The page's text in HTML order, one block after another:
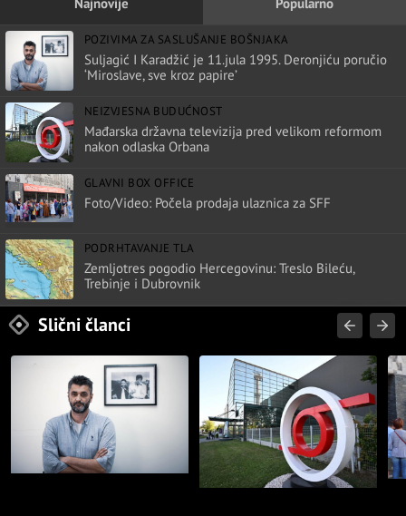
POZIVIMA ZA SASLUŠANJE BOŠNJAKA
Suljagić I Karadžić je 11.jula 1995. Deronjiću poručio
‘Miroslave, sve kroz papire’
NEIZVJESNA BUDUĆNOST
Mađarska državna televizija pred velikom reformom
nakon odlaska Orbana
GLAVNI BOX OFFICE
Foto/Video: Počela prodaja ulaznica za SFF
PODRHTAVANJE TLA
Zemljotres pogodio Hercegovinu: Treslo Bileću,
Trebinje i Dubrovnik
Slični članci